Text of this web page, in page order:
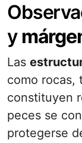
y
Las
como rocas,
constituyen
peces se
protegerse